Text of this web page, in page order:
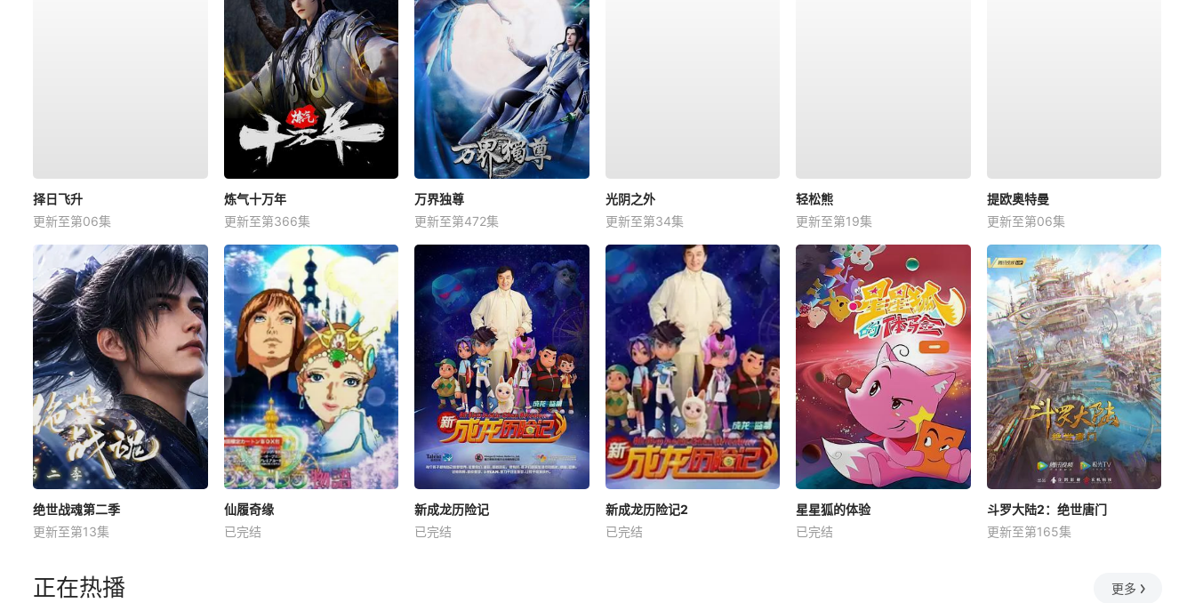
择日飞升
更新至第06集
炼气十万年
更新至第366集
万界独尊
更新至第472集
光阴之外
更新至第34集
轻松熊
更新至第19集
提欧奥特曼
更新至第06集
绝世战魂第二季
更新至第13集
仙履奇缘
已完结
新成龙历险记
已完结
新成龙历险记2
已完结
星星狐的体验
已完结
斗罗大陆2：绝世唐门
更新至第165集
正在热播 更多